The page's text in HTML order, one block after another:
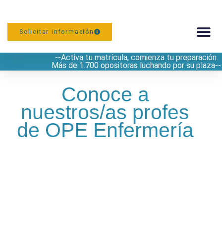
Solicitar información
--Activa tu matrícula, comienza tu preparación.
Más de 1.700 opositoras luchando por su plaza--
Conoce a
nuestros/as profes
de OPE Enfermería